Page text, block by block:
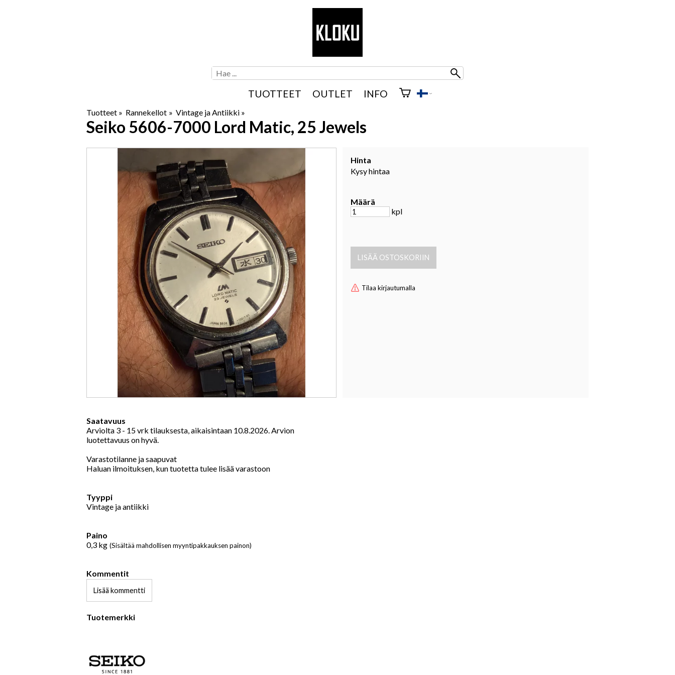
TUOTTEET OUTLET INFO
Tuotteet ‪» Rannekellot ‪» Vintage ja Antiikki ‪»
Seiko 5606-7000 Lord Matic, 25 Jewels
Hinta
Kysy hintaa
Määrä
kpl
Tilaa kirjautumalla
Saatavuus
Arviolta 3 - 15 vrk tilauksesta, aikaisintaan 10.8.2026.Arvion
luotettavuus on hyvä.
Varastotilanne ja saapuvat
Haluan ilmoituksen, kun tuotetta tulee lisää varastoon
Tyyppi
Vintage ja antiikki
Paino
0,3 kg (Sisältää mahdollisen myyntipakkauksen painon)
Kommentit
Lisää kommentti
Tuotemerkki